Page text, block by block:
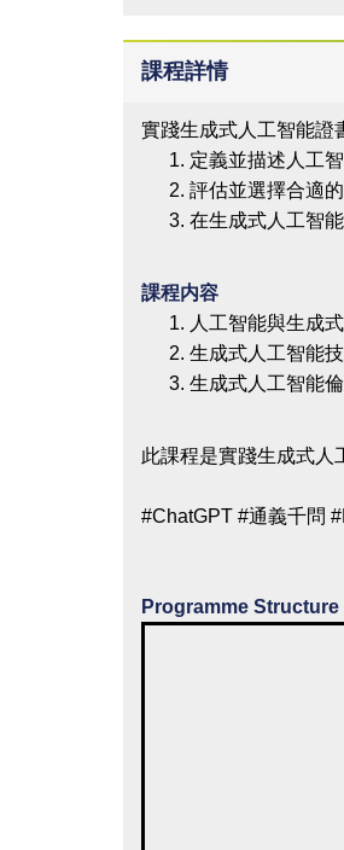
課程詳情
實踐生成式人工智能證
定義並描述人工
評估並選擇合適
在生成式人工智
課程内容
人工智能與生成
生成式人工智能
生成式人工智能
此課程是實踐生成式人
#ChatGPT #通義千問
Programme Structure